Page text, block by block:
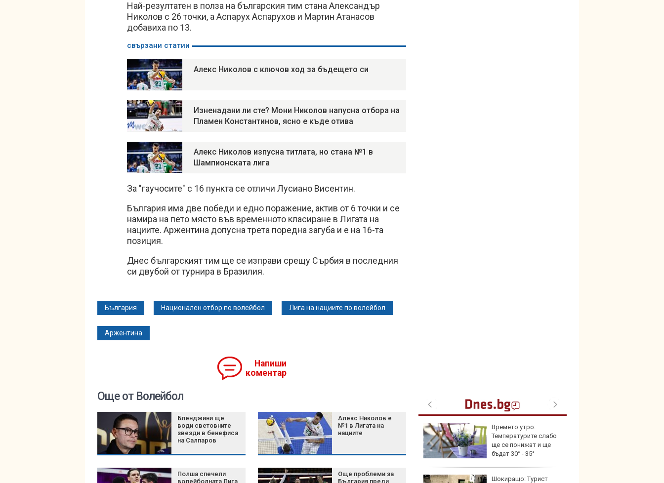
Най-резултатен в полза на българския тим стана Александър
Николов с 26 точки, а Аспарух Аспарухов и Мартин Атанасов
добавиха по 13.
свързани статии
Алекс Николов с ключов ход за бъдещето си
Изненадани ли сте? Мони Николов напусна отбора на
Пламен Константинов, ясно е къде отива
Алекс Николов изпусна титлата, но стана №1 в
Шампионската лига
За "гаучосите" с 16 пункта се отличи Лусиано Висентин.
България има две победи и едно поражение, актив от 6 точки и се
намира на пето място във временното класиране в Лигата на
нациите. Аржентина допусна трета поредна загуба и е на 16-та
позиция.
Днес българският тим ще се изправи срещу Сърбия в последния
си двубой от турнира в Бразилия.
България Национален отбор по волейбол Лига на нациите по волейбол
Аржентина
Напиши
коментар
Още от Волейбол
Бленджини ще
води световните
звезди в бенефиса
на Салпаров
Алекс Николов е
№1 в Лигата на
нациите
Полша спечели
волейболната Лига
Още проблеми за
България преди
Ален - "ловецът на
педофили": "Заловили
броят на пръстите"
Топката от "Ръката на
Времето утро:
Температурите слабо
ще се понижат и ще
бъдат 30° - 35°
Шокиращо: Турист